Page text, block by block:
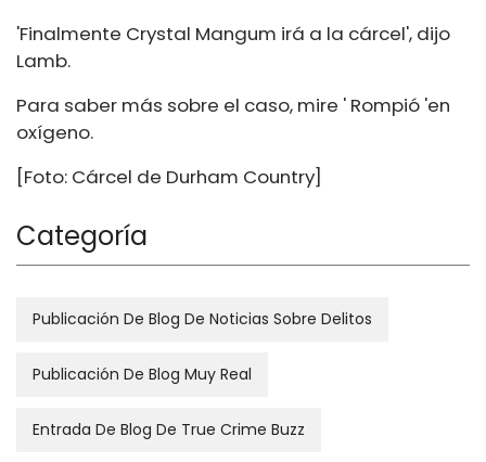
'Finalmente Crystal Mangum irá a la cárcel', dijo
Lamb.
Para saber más sobre el caso, mire ' Rompió 'en
oxígeno.
[Foto: Cárcel de Durham Country]
Categoría
Publicación De Blog De Noticias Sobre Delitos
Publicación De Blog Muy Real
Entrada De Blog De True Crime Buzz